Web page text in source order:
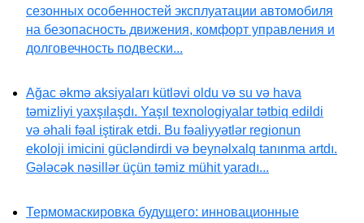
сезонных особенностей эксплуатации автомобиля
на безопасность движения, комфорт управления и
долговечность подвески...
Ağac əkmə aksiyaları kütləvi oldu və su və hava
təmizliyi yaxşılaşdı. Yaşıl texnologiyalar tətbiq edildi
və əhali fəal iştirak etdi. Bu fəaliyyətlər regionun
ekoloji imicini gücləndirdi və beynəlxalq tanınma artdı.
Gələcək nəsillər üçün təmiz mühit yaradı...
Термомаскировка будущего: инновационные